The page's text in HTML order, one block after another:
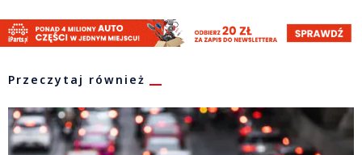
Przeczytaj również